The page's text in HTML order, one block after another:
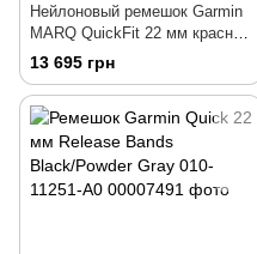
Нейлоновый ремешок Garmin
MARQ QuickFit 22 мм красный
010-12738-22
13 695 грн